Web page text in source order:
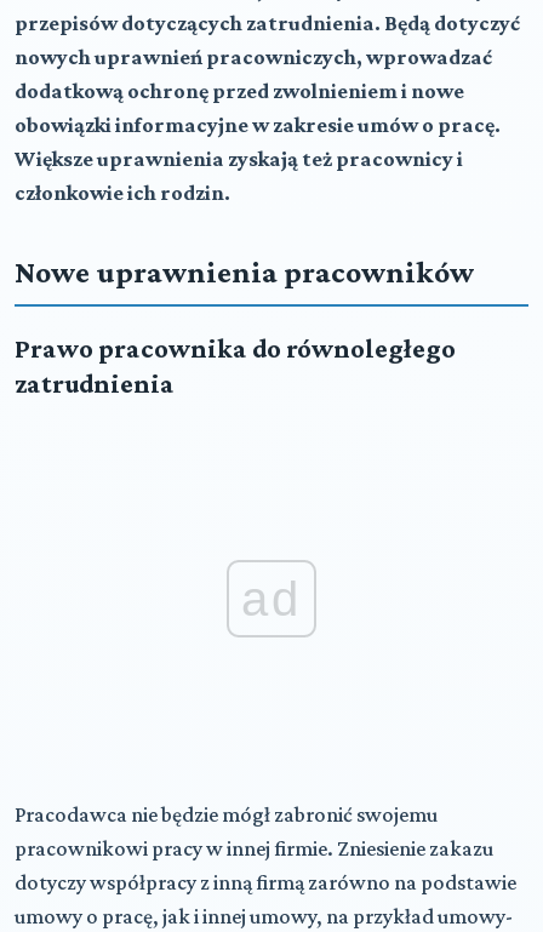
przepisów dotyczących zatrudnienia. Będą dotyczyć
nowych uprawnień pracowniczych, wprowadzać
dodatkową ochronę przed zwolnieniem i nowe
obowiązki informacyjne w zakresie umów o pracę.
Większe uprawnienia zyskają też pracownicy i
członkowie ich rodzin.
Nowe uprawnienia pracowników
Prawo pracownika do równoległego
zatrudnienia
ad
Pracodawca nie będzie mógł zabronić swojemu
pracownikowi pracy w innej firmie. Zniesienie zakazu
dotyczy współpracy z inną firmą zarówno na podstawie
umowy o pracę, jak i innej umowy, na przykład umowy-